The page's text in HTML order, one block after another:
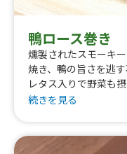
鴨ロース巻き
燻製されたスモーキ
焼き、鴨の旨さを逃
レタス入りで野菜も
ぎソースと鴨ロースが
続きを見る